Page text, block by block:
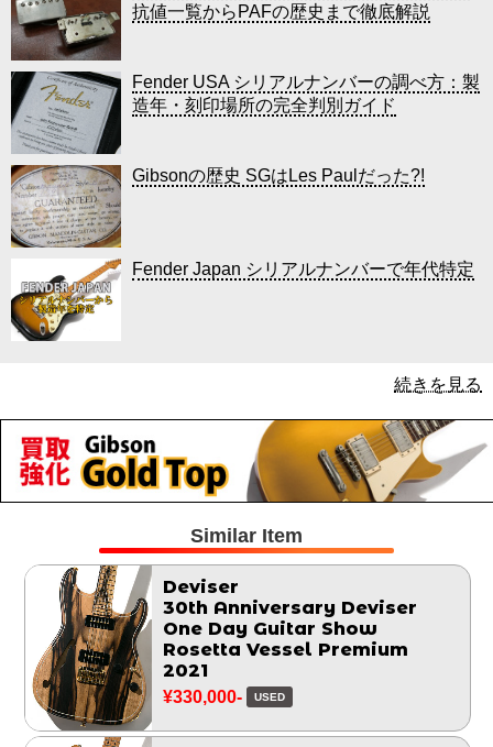
抗値一覧からPAFの歴史まで徹底解説
Fender USA シリアルナンバーの調べ方：製
造年・刻印場所の完全判別ガイド
Gibsonの歴史 SGはLes Paulだった?!
Fender Japan シリアルナンバーで年代特定
続きを見る
Similar Item
Deviser
30th Anniversary Deviser
One Day Guitar Show
Rosetta Vessel Premium
2021
¥330,000- USED